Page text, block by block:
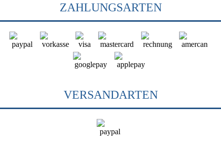
ZAHLUNGSARTEN
VERSANDARTEN